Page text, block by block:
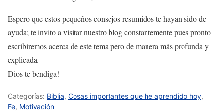
Espero que estos pequeños consejos resumidos te hayan sido de
ayuda; te invito a visitar nuestro blog constantemente pues pronto
escribiremos acerca de este tema pero de manera más profunda y
explicada.
Dios te bendiga!
Categorías: Biblia, Cosas importantes que he aprendido hoy,
Fe, Motivación